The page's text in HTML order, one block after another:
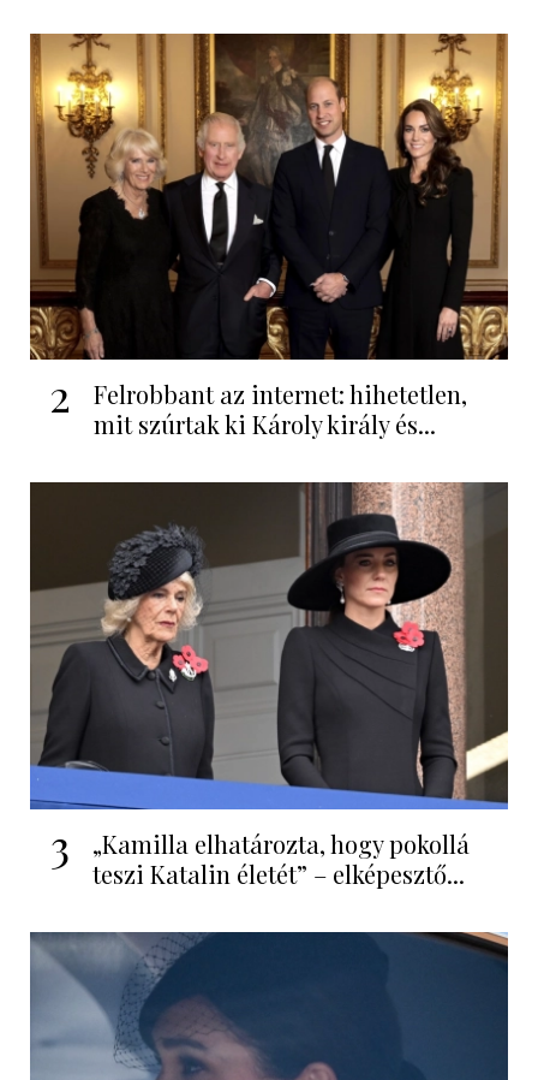
2
Felrobbant az internet: hihetetlen,
mit szúrtak ki Károly király és...
3
„Kamilla elhatározta, hogy pokollá
teszi Katalin életét” – elképesztő...